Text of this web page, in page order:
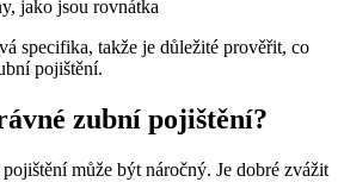
jako jsou rovnátka
specifika, takže je důležité prověřit, co
pojištění.
zubní pojištění?
může být náročný. Je dobré zvážit